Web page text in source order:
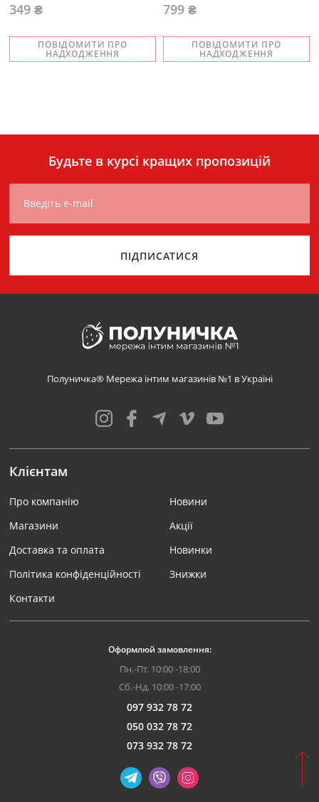
ПОВІДОМИТИ ПРО
НАДХОДЖЕННЯ
349 ₴
ПОВІДОМИТИ ПРО
НАДХОДЖЕННЯ
799 ₴
Будьте в курсі кращих пропозицій
Введіть e-mail
ПІДПИСАТИСЯ
Полуничка® Мережа інтим магазинів №1 в Україні
Клієнтам
Про компанію
Магазини
Доставка та оплата
Політика конфіденційності
Контакти
Новини
Акції
Новинки
Знижки
Оформлюй замовлення:
Пн.-Пт. 10:00 -18:00
Сб.-Нд. 10:00 -17:00
097 932 78 72
050 032 78 72
073 932 78 72